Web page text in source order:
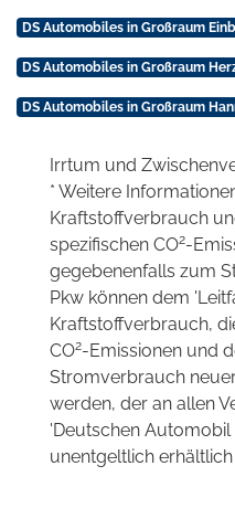
DS Automobiles in Großraum
DS Automobiles in Großraum
DS Automobiles in Großraum
Irrtum und
* Weitere
Kraftstoffverbrauch
spezifischen CO2-
gegebenenfalls zum
Pkw können dem
Kraftstoffverbrauch,
CO2-Emissionen und
Stromverbrauch
werden, der an allen
'Deutschen Automobil
unentgeltlich